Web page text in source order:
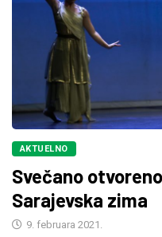
AKTUELNO
Svečano
Sarajevska zima
9. februara 2021.